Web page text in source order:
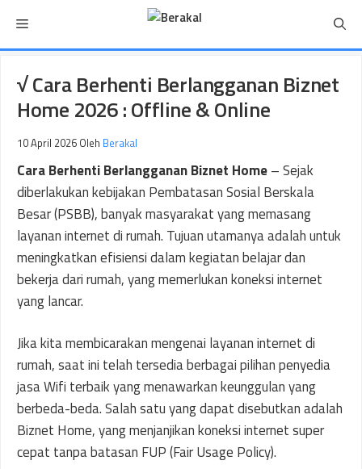
isi
Menu
√ Cara Berhenti Berlangganan Biznet
Home 2026 : Offline & Online
10 April 2026 Oleh Berakal
Cara Berhenti Berlangganan Biznet Home– Sejak
diberlakukan kebijakan Pembatasan Sosial Berskala
Besar (PSBB), banyak masyarakat yang memasang
layanan internet di rumah. Tujuan utamanya adalah untuk
meningkatkan efisiensi dalam kegiatan belajar dan
bekerja dari rumah, yang memerlukan koneksi internet
yang lancar.
Jika kita membicarakan mengenai layanan internet di
rumah, saat ini telah tersedia berbagai pilihan penyedia
jasa Wifi terbaik yang menawarkan keunggulan yang
berbeda-beda. Salah satu yang dapat disebutkan adalah
Biznet Home, yang menjanjikan koneksi internet super
cepat tanpa batasan FUP (Fair Usage Policy).